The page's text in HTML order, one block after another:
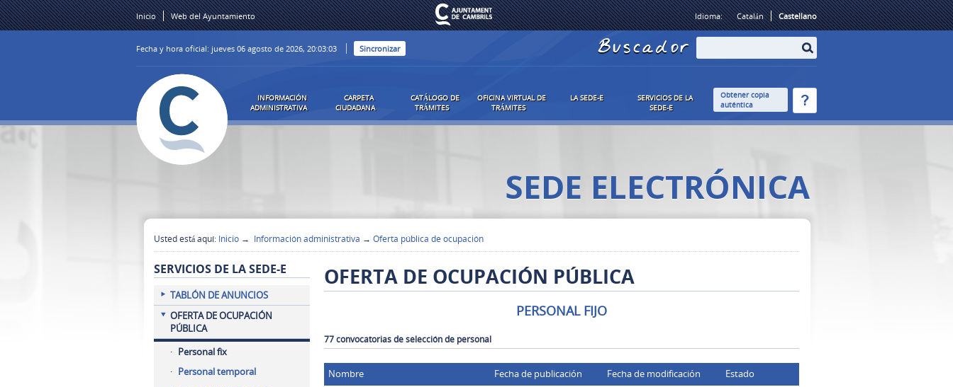
Inicio Web del Ayuntamiento Idioma: Catalán Castellano
Fecha y hora oficial: jueves 06 agosto de 2026, 20:03:04 Sincronizar Buscador
INFORMACIÓN
ADMINISTRATIVA
CARPETA
CIUDADANA
CATÁLOGO DE
TRÁMITES
OFICINA VIRTUAL DE
TRÁMITES
LA SEDE-E
SERVICIOS DE LA
SEDE-E
Obtener copia
auténtica
SEDE ELECTRÓNICA
Usted está aquí: Inicio → Información administrativa → Oferta pública de ocupación
SERVICIOS DE LA SEDE-E
TABLÓN DE ANUNCIOS
OFERTA DE OCUPACIÓN
PÚBLICA
Personal fix
Personal temporal
OFERTA DE OCUPACIÓN PÚBLICA
PERSONAL FIJO
77 convocatorias de selección de personal
Nombre Fecha de publicación Fecha de modificación Estado